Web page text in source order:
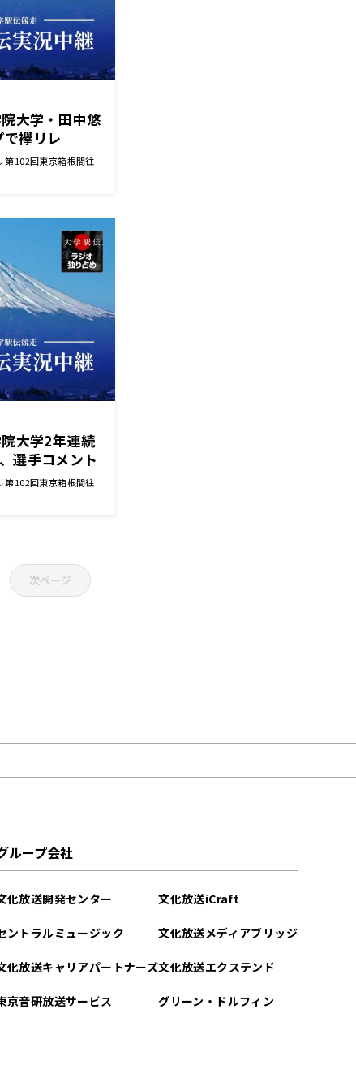
大学・田中悠
襷リレ
復路終了イ
第102回東京箱根間往
大学2年連続
選手コメント
第102回東京箱根間往
次ページ
ループ会社
化放送開発センター
ントラルミュージック
化放送キャリアパートナーズ
京音研放送サービス
文化放送iCraft
文化放送メディアブリッジ
文化放送エクステンド
グリーン・ドルフィン